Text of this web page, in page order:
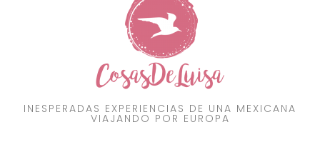
INESPERADAS EXPERIENCIAS DE UNA MEXICANA
VIAJANDO POR EUROPA